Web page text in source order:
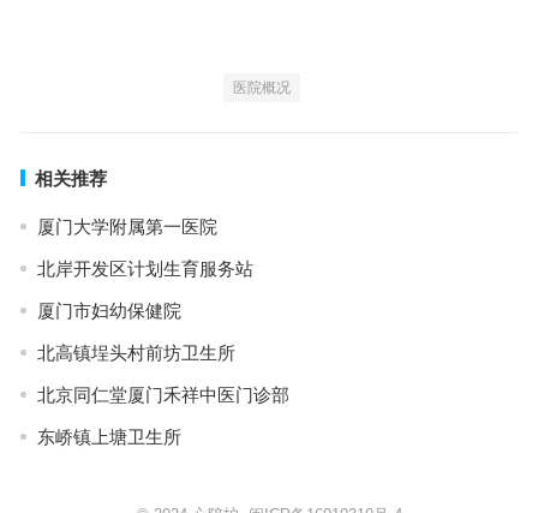
医院概况
相关推荐
厦门大学附属第一医院
北岸开发区计划生育服务站
厦门市妇幼保健院
北高镇埕头村前坊卫生所
北京同仁堂厦门禾祥中医门诊部
东峤镇上塘卫生所